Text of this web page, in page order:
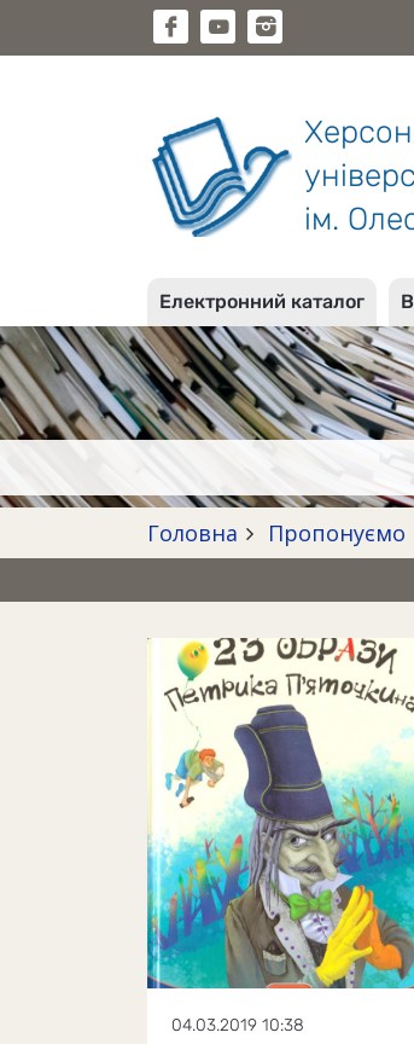
ім.
Електронний каталог
Головна Пропонуємо
04.03.2019 10:38